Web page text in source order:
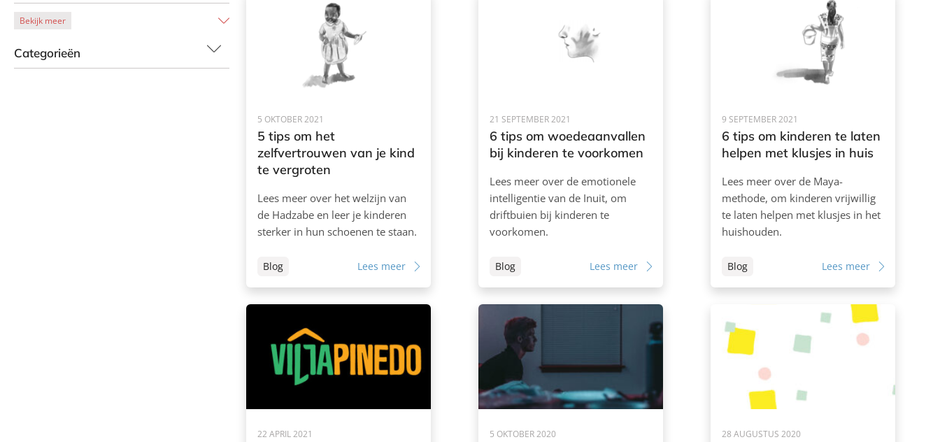
Bekijk meer
Categorieën
5 OKTOBER 2021
5 tips om het
zelfvertrouwen van je kind
te vergroten
Lees meer over het welzijn van
de Hadzabe en leer je kinderen
sterker in hun schoenen te staan.
Blog Lees meer
21 SEPTEMBER 2021
6 tips om woedeaanvallen
bij kinderen te voorkomen
Lees meer over de emotionele
intelligentie van de Inuit, om
driftbuien bij kinderen te
voorkomen.
Blog Lees meer
9 SEPTEMBER 2021
6 tips om kinderen te laten
helpen met klusjes in huis
Lees meer over de Maya-
methode, om kinderen vrijwillig
te laten helpen met klusjes in het
huishouden.
Blog Lees meer
22 APRIL 2021 5 OKTOBER 2020 28 AUGUSTUS 2020